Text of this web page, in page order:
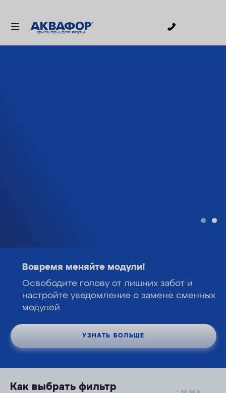
Вовремя меняйте модули!
Освободите голову от лишних забот и
настройте уведомление о замене сменных
модулей
УЗНАТЬ БОЛЬШЕ
Как выбрать фильтр